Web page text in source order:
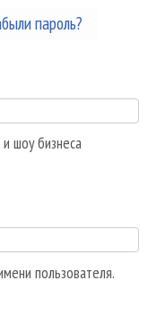
вкладка)пароль?
шоу бизнеса
пользователя.